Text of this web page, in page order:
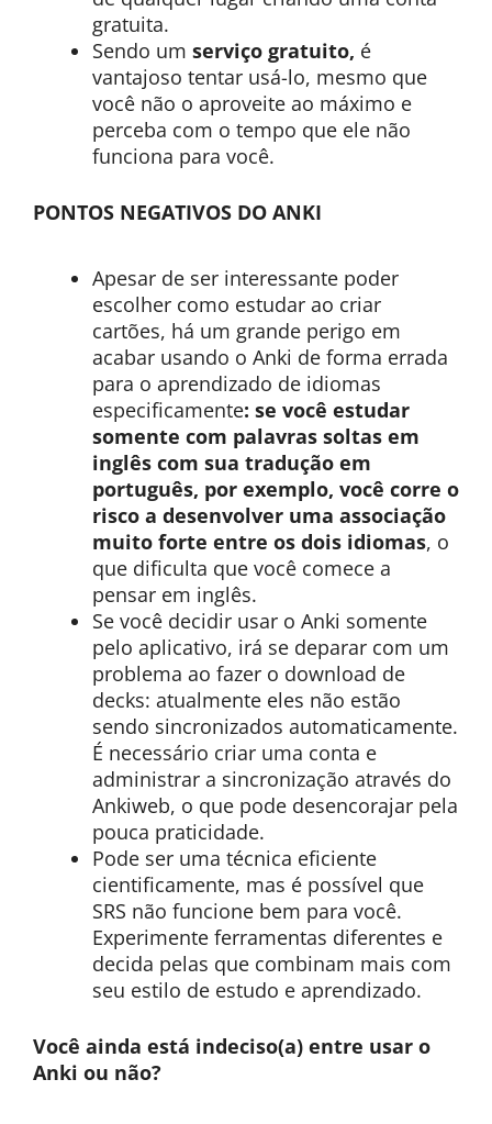
gratuita.
Sendo um serviço gratuito, é
vantajoso tentar usá-lo, mesmo que
você não o aproveite ao máximo e
perceba com o tempo que ele não
funciona para você.
PONTOS NEGATIVOS DO ANKI
Apesar de ser interessante poder
escolher como estudar ao criar
cartões, há um grande perigo em
acabar usando o Anki de forma errada
para o aprendizado de idiomas
especificamente: se você estudar
somente com palavras soltas em
inglês com sua tradução em
português, por exemplo, você corre o
risco a desenvolver uma associação
muito forte entre os dois idiomas, o
que dificulta que você comece a
pensar em inglês.
Se você decidir usar o Anki somente
pelo aplicativo, irá se deparar com um
problema ao fazer o download de
decks: atualmente eles não estão
sendo sincronizados automaticamente.
É necessário criar uma conta e
administrar a sincronização através do
Ankiweb, o que pode desencorajar pela
pouca praticidade.
Pode ser uma técnica eficiente
cientificamente, mas é possível que
SRS não funcione bem para você.
Experimente ferramentas diferentes e
decida pelas que combinam mais com
seu estilo de estudo e aprendizado.
Você ainda está indeciso(a) entre usar o
Anki ou não?